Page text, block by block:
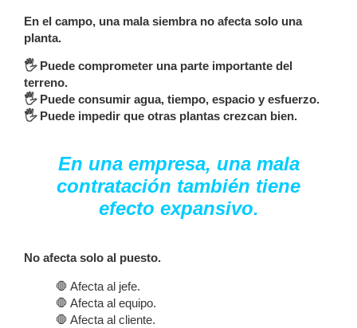
En el campo, una mala siembra no afecta solo una
planta.
🖐 Puede comprometer una parte importante del
terreno.
🖐 Puede consumir agua, tiempo, espacio y esfuerzo.
🖐 Puede impedir que otras plantas crezcan bien.
En una empresa, una mala
contratación también tiene
efecto expansivo.
No afecta solo al puesto.
🛑 Afecta al jefe.
🛑 Afecta al equipo.
🛑 Afecta al cliente.